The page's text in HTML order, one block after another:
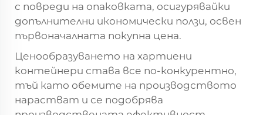
с повреди на опаковката, осигурявайки
допълнителни икономически ползи, освен
първоначалната покупна цена.
Ценообразуването на хартиени
контейнери става все по-конкурентно,
тъй като обемите на производството
нарастват и се подобрява